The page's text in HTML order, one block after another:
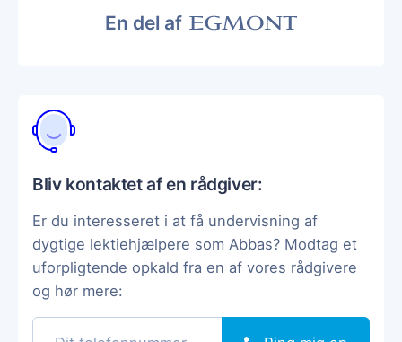
En del af
Bliv kontaktet af en rådgiver:
Er du interesseret i at få undervisning af
dygtige lektiehjælpere som Abbas? Modtag et
uforpligtende opkald fra en af vores rådgivere
og hør mere: